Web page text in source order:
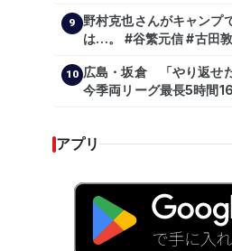
9
野村克也さんがキャンプ
は…。 #谷繁元信 #古田
10 広島・坂倉 「やり返せ
今季両リーグ最長5時間
アプリ